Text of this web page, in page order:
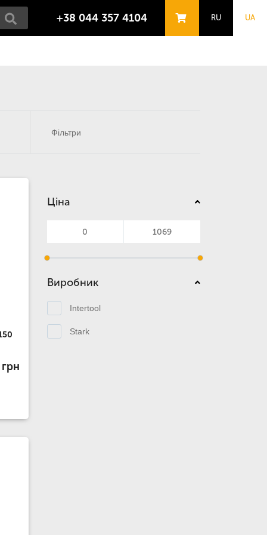
+38 044 357 4104 RU UA
Ціна
Виробник
Intertool
Stark
Фільтри